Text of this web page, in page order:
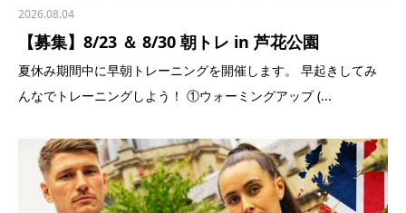
2026.08.04
【募集】8/23 ＆ 8/30 朝トレ in 芦花公園
夏休み期間中に早朝トレーニングを開催します。 早起きしてみ
んなでトレーニングしよう！ ①ウォーミングアップ (...